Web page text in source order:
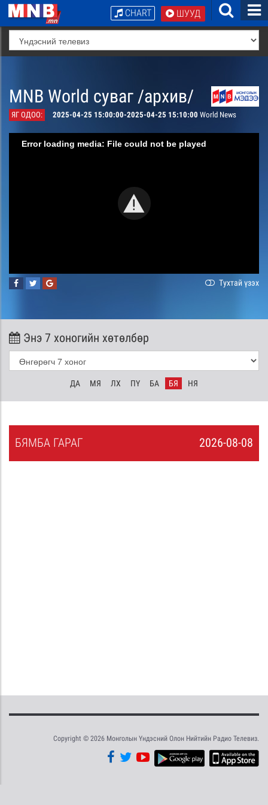
ШУУД
CHART
MNB World суваг /архив/
ЯГ ОДОО: 2025-04-25 15:00:00-2025-04-25 15:10:00 World News
Error loading media: File could not be played
Тухтай үзэх
Энэ 7 хоногийн хөтөлбөр
ДА МЯ ЛХ ПҮ БА БЯ НЯ
2026-08-08
БЯМБА ГАРАГ
Copyright © 2026 Монголын Үндэсний Олон Нийтийн Радио Телевиз.